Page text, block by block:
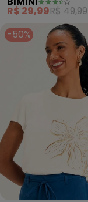
R$ 29,99R$ 49,99
-50%